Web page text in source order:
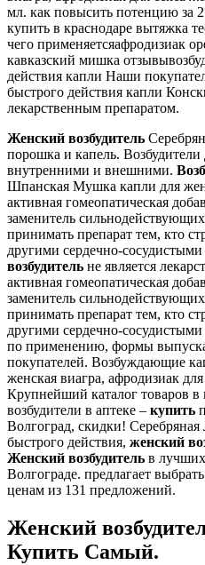
мл. как повысить потенцию за
купить в краснодаре вытяжка
чего применяетсяафродизиак
кавказский мишка
действия капли Наши
быстрого действия капли
лекарственным препаратом.
Женский возбудитель
порошка и капель.
внутренними и внешними.
Шпанская Мушка капли для
активная гомеопатическая
заменитель
принимать препарат тем, кто
другими сердечно-
возбудитель не является
активная гомеопатическая
заменитель
принимать препарат тем, кто
другими сердечно-
по применению, формы
покупателей. Возбуждающие
женская виагра, афродизиак
Крупнейший каталог товаров
возбудители в аптеке – купить
Волгоград, скидки!
быстрого действия, женский
Женский возбудитель в
Волгограде. предлагает
ценам из 131 предложений.
Женский
Купить Самый.